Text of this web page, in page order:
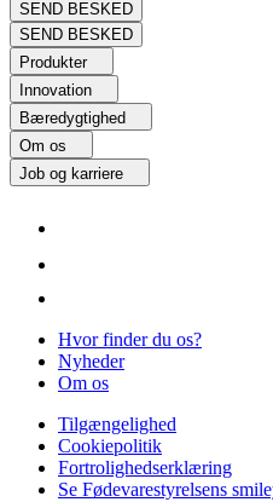
Produkter
Innovation
Bæredygtighed
Om os
Job og karriere
Hvor finder du os?
Nyheder
Om os
Tilgængelighed
Cookiepolitik
Fortrolighedserklæring
Se Fødevarestyrelsens